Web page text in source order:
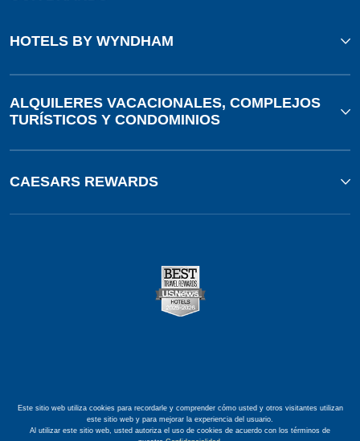
HOTELS BY WYNDHAM
ALQUILERES VACACIONALES, COMPLEJOS
TURÍSTICOS Y CONDOMINIOS
CAESARS REWARDS
Este sitio web utiliza cookies para recordarle y comprender cómo usted y otros visitantes utilizan
este sitio web y para mejorar la experiencia del usuario.
Al utilizar este sitio web, usted autoriza el uso de cookies de acuerdo con los términos de